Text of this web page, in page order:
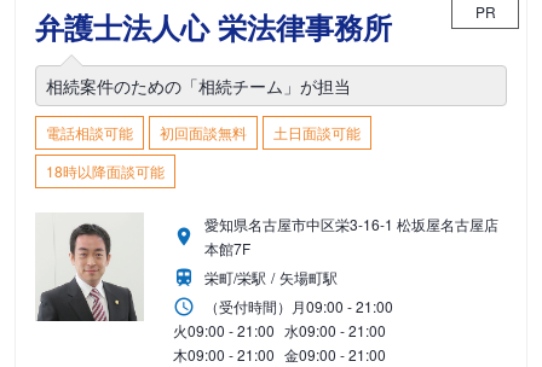
弁護士法人心 栄法律事務所 PR
相続案件のための「相続チーム」が担当
電話相談可能 初回面談無料
土日面談可能
18時以降面談可能
愛知県名古屋市中区栄3-16-1 松坂屋名古屋店
本館7F
栄町/栄駅
矢場町駅
（受付時間） 月09:00 - 21:00
火09:00 - 21:00 水09:00 - 21:00
木09:00 - 21:00 金09:00 - 21:00